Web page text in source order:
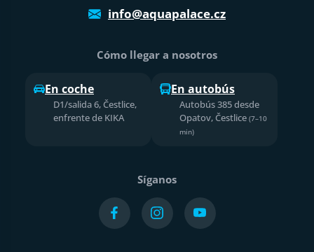
info@aquapalace.cz
Cómo llegar a nosotros
En coche
D1/salida 6, Čestlice,
enfrente de KIKA
En autobús
Autobús 385 desde
Opatov, Čestlice (7–10
min)
Síganos